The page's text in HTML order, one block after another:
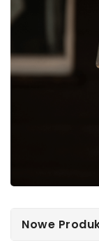
Nowe